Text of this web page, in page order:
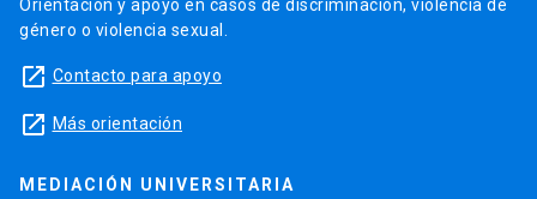
Orientación y apoyo en casos de discriminación, violencia de
género o violencia sexual.
launch Contacto para apoyo
launch Más orientación
MEDIACIÓN UNIVERSITARIA